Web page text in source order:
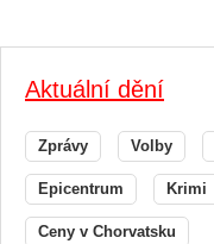
Aktuální dění
Zprávy Volby
Epicentrum Krimi
Ceny v Chorvatsku